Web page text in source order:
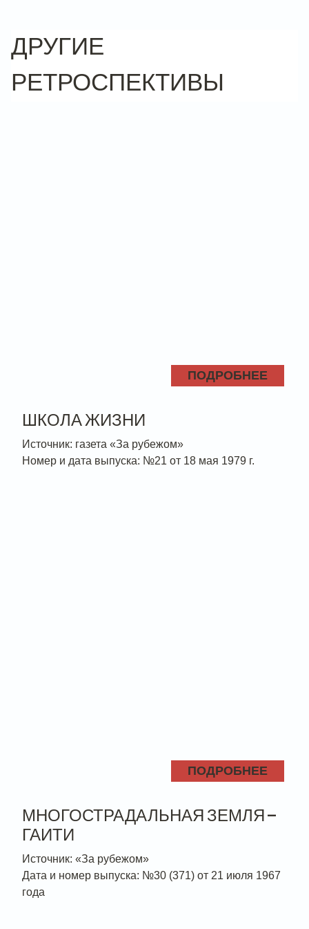
ДРУГИЕ
РЕТРОСПЕКТИВЫ
ПОДРОБНЕЕ
ШКОЛА ЖИЗНИ
Источник: газета «За рубежом»
Номер и дата выпуска: №21 от 18 мая 1979 г.
ПОДРОБНЕЕ
МНОГОСТРАДАЛЬНАЯ ЗЕМЛЯ —
ГАИТИ
Источник: «За рубежом»
Дата и номер выпуска: №30 (371) от 21 июля 1967
года